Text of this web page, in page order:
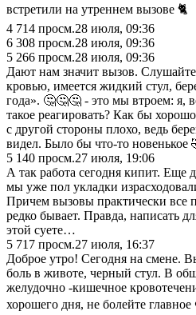
встретили на утреннем вызове 🐈
4 714 просм.28 июля, 09:36
6 308 просм.28 июля, 09:36
5 266 просм.28 июля, 09:36
Дают нам значит вызов.
кровью, имеется жидкий стул,
года». 🤔🤔🤔 - это мы втроем: я,
такое реагировать? Как бы
с другой стороны плохо, ведь
видел. Было бы что-то новенькое
5 140 просм.27 июля, 19:06
А так работа сегодня кипит. Еще
мы уже пол укладки
Причем вызовы практически все
редко бывает. Правда, написать
этой суете…
5 717 просм.27 июля, 16:37
Доброе утро! Сегодня на смене.
боль в животе, черный стул. В
желудочно -кишечное
хорошего дня, не болейте